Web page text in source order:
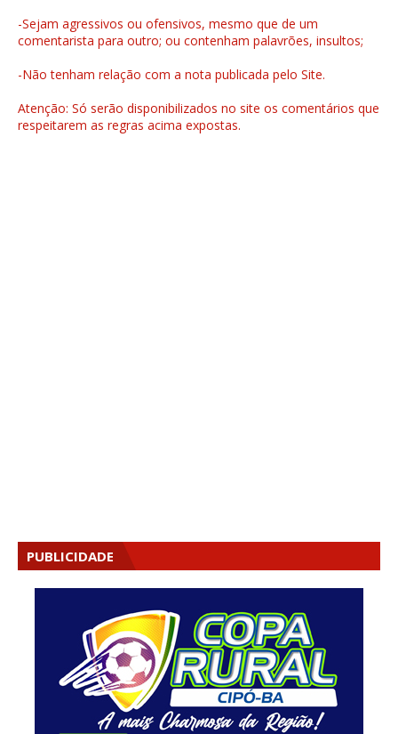
-Sejam agressivos ou ofensivos, mesmo que de um
comentarista para outro; ou contenham palavrões, insultos;
-Não tenham relação com a nota publicada pelo Site.
Atenção: Só serão disponibilizados no site os comentários que
respeitarem as regras acima expostas.
PUBLICIDADE